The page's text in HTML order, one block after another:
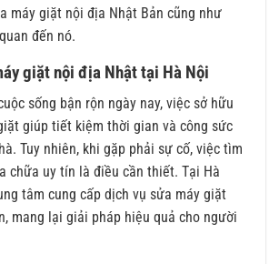
máy giặt nội địa Nhật Bản cũng như
đến nó.
giặt nội địa Nhật tại Hà Nội
sống bận rộn ngày nay, việc sở hữu
giúp tiết kiệm thời gian và công sức
Tuy nhiên, khi gặp phải sự cố, việc tìm
chữa uy tín là điều cần thiết. Tại Hà
tâm cung cấp dịch vụ sửa máy giặt
mang lại giải pháp hiệu quả cho người